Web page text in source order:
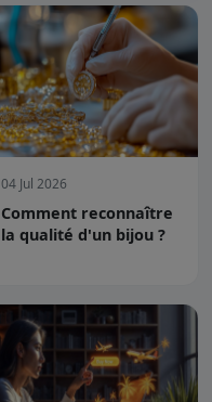
04 Jul 2026
Comment reconnaître
la qualité d'un bijou ?